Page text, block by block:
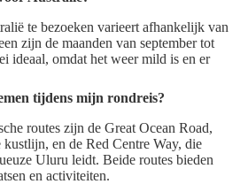
te bezoeken varieert afhankelijk van
zijn de maanden van september tot
ideaal, omdat het weer mild is en er
tijdens mijn rondreis?
routes zijn de Great Ocean Road,
en de Red Centre Way, die
Uluru leidt. Beide routes bieden
en activiteiten.